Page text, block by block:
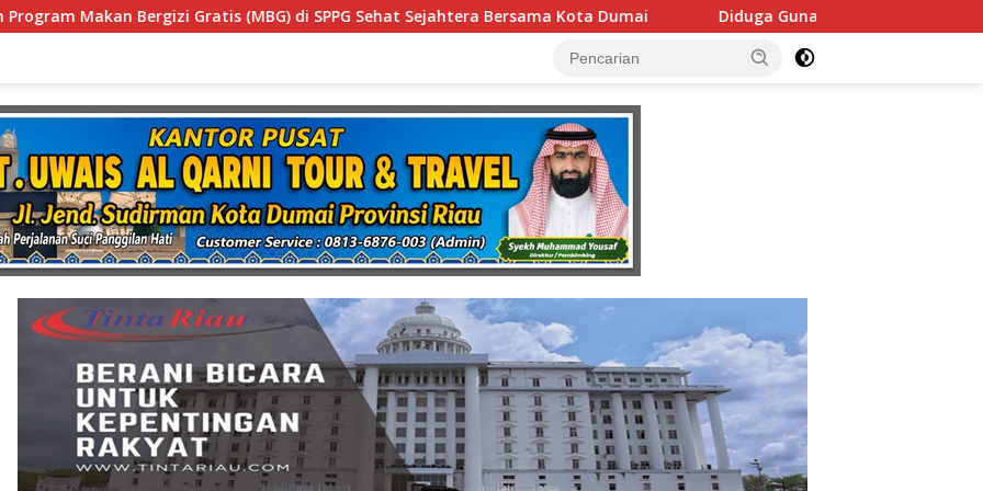
SPPG Sehat Sejahtera Bersama Kota Dumai Diduga Gunakan Fasilitas Negara Tanpa Izin DPMPTSP, Usaha